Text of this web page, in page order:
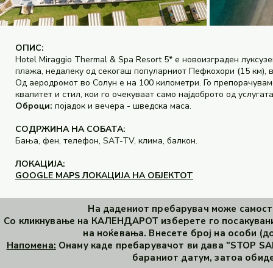
ОПИС:
Hotel Miraggio Thermal & Spa Resort 5* е новоизграден
плажа, недалеку од секогаш популарниот Пефкохори (15 км),
Од аеродромот во Солун е на 100 километри. Го
квалитет и стил, кои го очекуваат само најдоброто од
Оброци: појадок и вечера - шведска маса.
СОДРЖИНА НА СОБАТА:
Бања, фен, телефон, SAT-TV, клима, балкон.
ЛОКАЦИЈА:
GOOGLE MAPS ЛОКАЦИЈА НА ОБЈЕКТОТ
На дадениот пребарувач може
Со кликнување на КАЛЕНДАРОТ изберете го
на ноќевања. Внесете број на особи
Напомена: Онаму каде пребарувачот ви дава "STOP
бараниот датум, затоа